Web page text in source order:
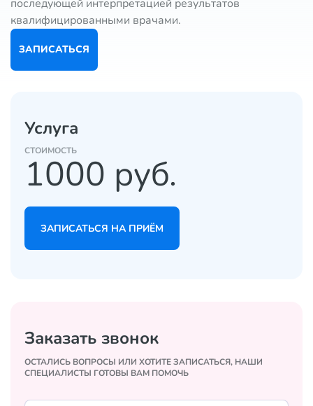
последующей интерпретацией результатов
квалифицированными врачами.
ЗАПИСАТЬСЯ
Услуга
CТОИМОСТЬ
1000 руб.
ЗАПИСАТЬСЯ НА ПРИЁМ
Заказать звонок
ОСТАЛИСЬ ВОПРОСЫ ИЛИ ХОТИТЕ ЗАПИСАТЬСЯ, НАШИ
СПЕЦИАЛИСТЫ ГОТОВЫ ВАМ ПОМОЧЬ